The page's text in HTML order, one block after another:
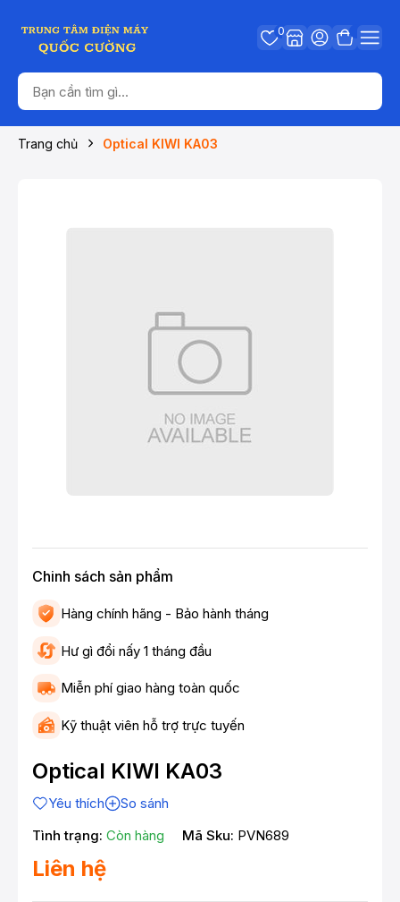
0
Trang chủ Optical KIWI KA03
Chinh sách sản phẩm
Hàng chính hãng - Bảo hành tháng
Hư gì đổi nấy 1 tháng đầu
Miễn phí giao hàng toàn quốc
Kỹ thuật viên hỗ trợ trực tuyến
Optical KIWI KA03
Yêu thích
So sánh
Tình trạng: Còn hàng Mã Sku: PVN689
Liên hệ